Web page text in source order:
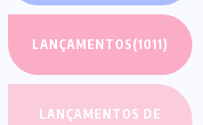
LANÇAMENTOS(1011)
LANÇAMENTOS DE